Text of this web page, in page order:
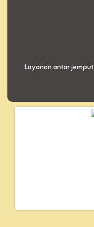
Layanan antar jemput